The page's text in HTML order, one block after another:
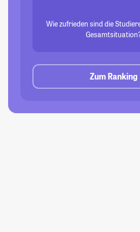
Wie zufrieden sind die
Zum Ranking